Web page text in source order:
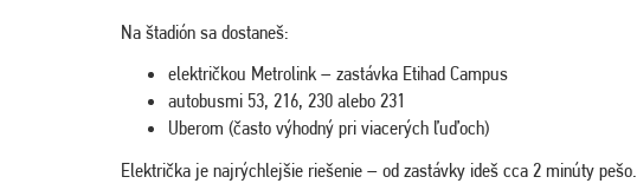
Na štadión sa dostaneš:
električkou Metrolink – zastávka Etihad Campus
autobusmi 53, 216, 230 alebo 231
Uberom (často výhodný pri viacerých ľuďoch)
Električka je najrýchlejšie riešenie – od zastávky ideš cca 2 minúty pešo.